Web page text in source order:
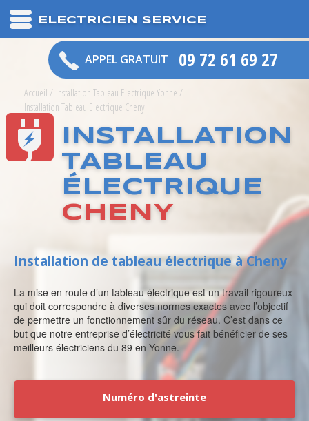
ELECTRICIEN SERVICE
APPEL GRATUIT 09 72 61 69 27
Accueil / Installation Tableau Electrique Yonne /
Installation Tableau Electrique Cheny
INSTALLATION
TABLEAU
ÉLECTRIQUE
CHENY
Installation de tableau électrique à Cheny
La mise en route d’un tableau électrique est un travail rigoureux
qui doit correspondre à diverses normes exactes avec l’objectif
de permettre un fonctionnement sûr du réseau. C’est dans ce
but que notre entreprise d’électricité vous fait bénéficier de ses
meilleurs électriciens du 89 en Yonne.
Numéro d'astreinte